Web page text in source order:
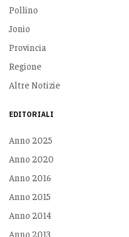
Pollino
Jonio
Provincia
Regione
Altre Notizie
EDITORIALI
Anno 2025
Anno 2020
Anno 2016
Anno 2015
Anno 2014
Anno 2013